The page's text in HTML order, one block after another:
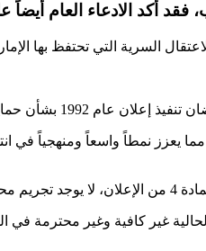
فقد أكد الادعاء العام
السرية التي تحتفظ بها
من الاختفاء القسري.
مما يعزز نمطاً واسعاً ومنهجياً
غير كافية وغير محترمة